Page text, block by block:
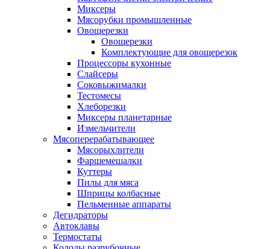
Миксеры
Мясорубки промышленные
Овощерезки
Овощерезки
Комплектующие для овощерезок
Процессоры кухонные
Слайсеры
Соковыжималки
Тестомесы
Хлеборезки
Миксеры планетарные
Измельчители
Мясоперерабатывающее
Мясорыхлители
Фаршемешалки
Куттеры
Пилы для мяса
Шприцы колбасные
Пельменные аппараты
Дегидраторы
Автоклавы
Термостаты